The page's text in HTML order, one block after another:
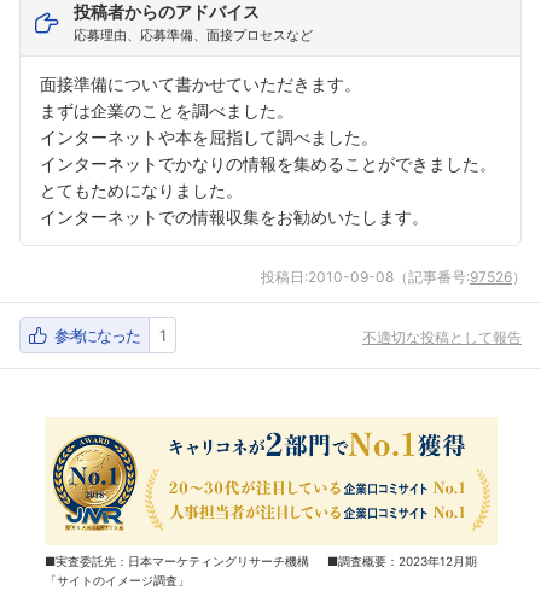
投稿者からのアドバイス
応募理由、応募準備、面接プロセスなど
面接準備について書かせていただきます。
まずは企業のことを調べました。
インターネットや本を屈指して調べました。
インターネットでかなりの情報を集めることができました。
とてもためになりました。
インターネットでの情報収集をお勧めいたします。
投稿日:2010-09-08 （記事番号:97526）
参考になった 1 不適切な投稿として報告
■実査委託先：日本マーケティングリサーチ機構 ■調査概要：2023年12月期
「サイトのイメージ調査」